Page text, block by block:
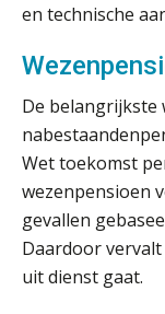
en technische
De
Wet toekomst
wezenpensioen
gevallen
Daardoor
uit dienst gaat.